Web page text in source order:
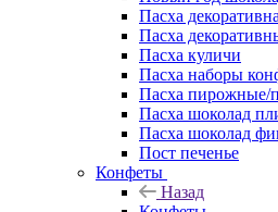
Пасха
Пасха
Пасха куличи
Пасха наборы
Пасха пирожные/
Пасха шоколад
Пасха шоколад
Пост печенье
Конфеты
Назад